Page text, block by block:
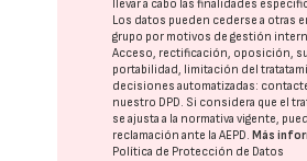
llevar a cabo las finalidades
Los datos pueden cederse a otras
grupo por motivos de gestión
Acceso, rectificación, oposición,
portabilidad, limitación del
decisiones automatizadas:
nuestro DPD. Si considera que el
se ajusta a la normativa vigente,
reclamación ante laAEPD. Más
Política de Protección de Datos